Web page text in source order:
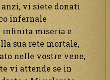
vi siete donati
infernale
infinita miseria e
sua rete mortale,
nelle vostre vene,
vi attende se in